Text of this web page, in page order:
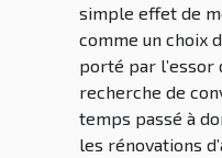
simple effet de
comme un choix
porté par l’essor
recherche de
temps passé à
les rénovations